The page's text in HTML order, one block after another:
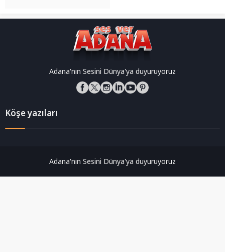
Adana'nın Sesini Dünya'ya duyuruyoruz
Köşe yazıları
Adana'nın Sesini Dünya'ya duyuruyoruz